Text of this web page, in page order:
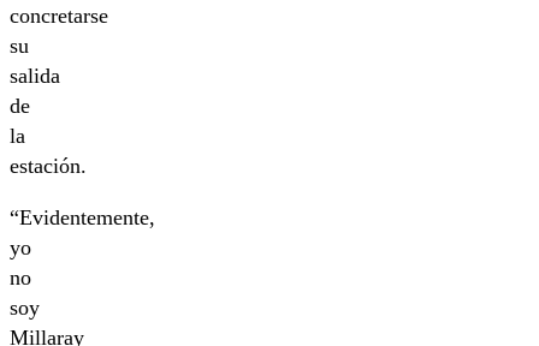
concretarse
su
salida
de
la
estación.
“Evidentemente,
yo
no
soy
Millaray